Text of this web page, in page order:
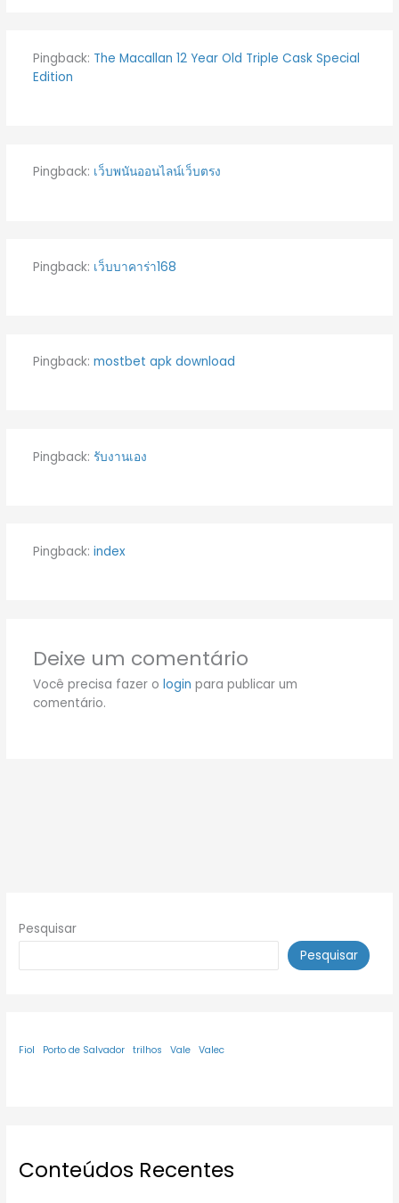
Pingback: The Macallan 12 Year Old Triple Cask Special
Edition
Pingback: เว็บพนันออนไลน์เว็บตรง
Pingback: เว็บบาคาร่า168
Pingback: mostbet apk download
Pingback: รับงานเอง
Pingback: index
Deixe um comentário
Você precisa fazer o login para publicar um
comentário.
Pesquisar
Pesquisar
Fiol Porto de Salvador trilhos Vale Valec
Conteúdos Recentes